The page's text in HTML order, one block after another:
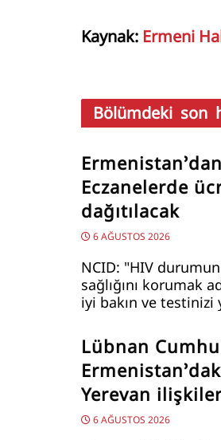
Kaynak: Ermeni
Bölümdeki son
Eczanelerde
dağıtılacak
6 AĞUSTOS 2026
NCID: "HIV
sağlığını korumak
iyi bakın ve testinizi
Lübnan
Yerevan
6 AĞUSTOS 2026